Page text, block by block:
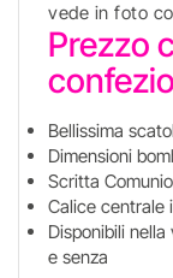
vede in foto
Prezzo
Bellissima
Dimensioni
Scritta
Calice centrale
Disponibili
e senza